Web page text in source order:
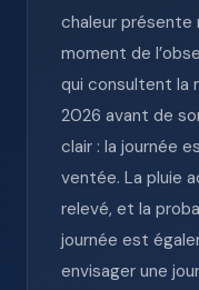
chaleur présente
moment de
qui consultent la
2026 avant de
clair : la journée
ventée. La pluie
relevé, et la
journée est
envisager une